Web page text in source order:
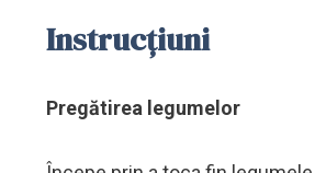
Instrucțiuni
Pregătirea legumelor